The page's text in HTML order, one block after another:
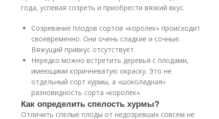
года, успевая созреть и приобрести вязкий вкус.
Созревание плодов сортов «королек» происходит
своевременно. Они очень сладкие и сочные.
Вяжущий привкус отсутствует.
Нередко можно встретить деревья с плодами,
имеющими коричневатую окраску. Это не
отдельный сорт хурмы, а «шоколадная»
разновидность сорта «королек».
Как определить спелость хурмы?
Отличить спелые плоды от недозревших совсем не